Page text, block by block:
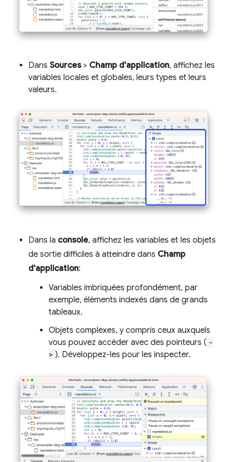
Dans Sources> Champ d'application, affichez les
variables locales et globales, leurs types et leurs
valeurs.
Dans la console, affichez les variables et les objets
de sortie difficiles à atteindre dans Champ
d'application:
Variables imbriquées profondément, par
exemple, éléments indexés dans de grands
tableaux.
Objets complexes, y compris ceux auxquels
vous pouvez accéder avec des pointeurs ( -
> ). Développez-les pour les inspecter.